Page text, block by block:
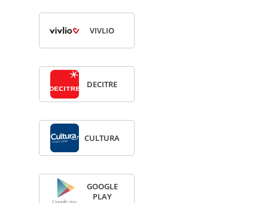
VIV­LIO
DECITRE
CULTURA
GOOGLE
PLAY